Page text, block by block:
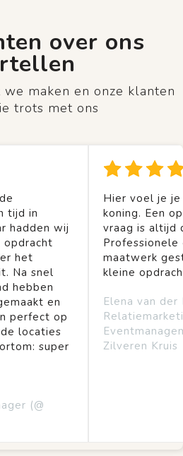
over ons
maken en onze klanten
trots met ons
tijd in
hadden wij
opdracht
het
Na snel
hebben
en
perfect op
locaties
super
(@
Hier voel je
koning. Een
vraag is altijd
Professionele
maatwerk
kleine
Elena van der
Zilveren Kruis